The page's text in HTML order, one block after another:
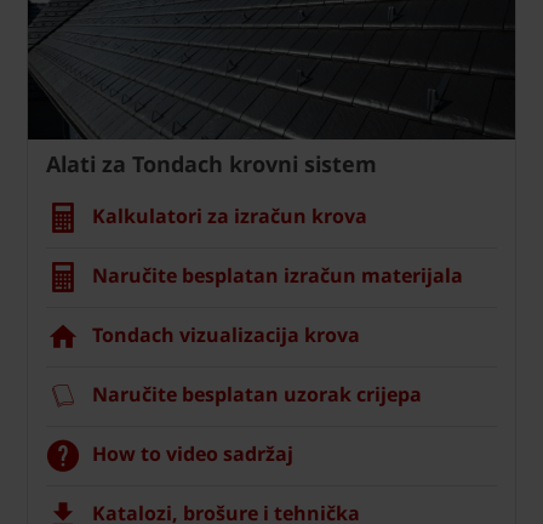
Alati za Tondach krovni sistem
Kalkulatori za izračun krova
Naručite besplatan izračun materijala
Tondach vizualizacija krova
Naručite besplatan uzorak crijepa
How to video sadržaj
Katalozi, brošure i tehnička